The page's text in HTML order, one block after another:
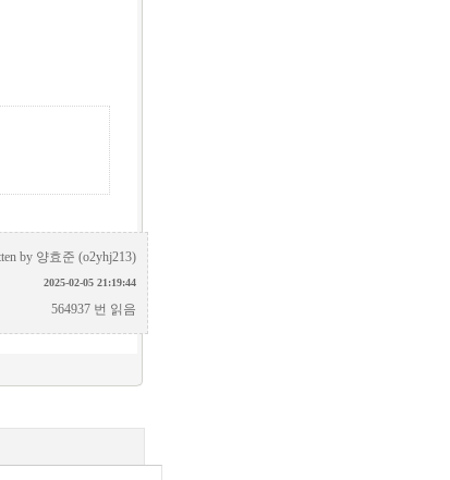
by 양효준 (o2yhj213)
2025-02-05 21:19:44
564937 번 읽음